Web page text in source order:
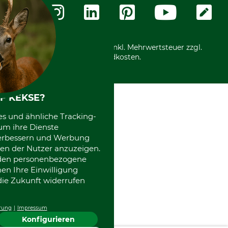
Zahlungsarten
Community
International
*Alle Preise in Euro und inkl. Mehrwertsteuer zzgl.
Versandkosten.
KEKSE?
und ähnliche Tracking-
ihre Dienste
und Werbung
der Nutzer anzuzeigen.
personenbezogene
Ihre Einwilligung
Zukunft widerrufen
Impressum
Konfigurieren